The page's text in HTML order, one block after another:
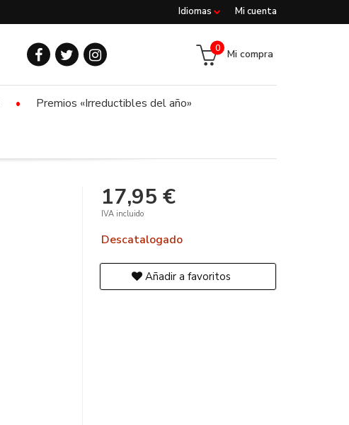
Mi cuenta
Idiomas
Mi compra
0
Premios «Irreductibles del año»
17,95 €
IVA incluido
Descatalogado
Añadir a favoritos